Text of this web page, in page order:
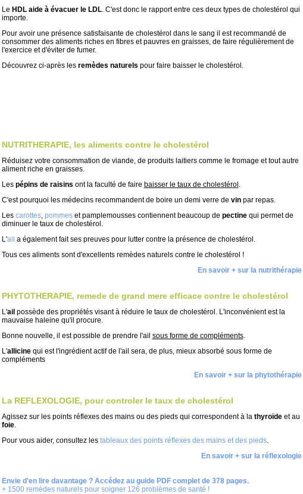
Le HDL aide à évacuer le LDL. C'est donc le rapport entre ces deux types de cholestérol qui
importe.
Pour avoir une présence satisfaisante de cholestérol dans le sang il est recommandé de
consommer des aliments riches en fibres et pauvres en graisses, de faire régulièrement de
l'exercice et d'éviter de fumer.
Découvrez ci-après les remèdes naturels pour faire baisser le cholestérol.
NUTRITHERAPIE, les aliments contre le cholestérol
Réduisez votre consommation de viande, de produits laitiers comme le fromage et tout autre
aliment riche en graisses.
Les pépins de raisins ont la faculté de faire baisser le taux de cholestérol
C'est pourquoi les médecins recommandent de boire un demi verre de vinpar repas.
Les carottes, pommeset pamplemousses contiennent beaucoup de pectine qui permet de
diminuer le taux de cholestérol.
L'ail a également fait ses preuves pour lutter contre la présence de cholestérol.
Tous ces aliments sont d'excellents remèdes naturels contre le cholestérol !
En savoir + sur la nutrithérapie
PHYTOTHERAPIE, remede de grand mere efficace contre le cholestérol
L'ail possède des propriétés visant à réduire le taux de cholestérol. L'inconvénient est la
mauvaise haleine qu'il procure.
Bonne nouvelle, il est possible de prendre l'ail sous forme de compléments.
L'allicine qui est l'ingrédient actif de l'ail sera, de plus, mieux absorbé sous forme de
compléments
En savoir + sur la phytothérapie
La REFLEXOLOGIE, pour controler le taux de cholestérol
Agissez sur les points réflexes des mains ou des pieds qui correspondent à la thyroïde et au
foie.
Pour vous aider, consultez les tableaux des points réflexes des mains et des pieds.
En savoir + sur la réflexologie
Envie d'en lire davantage ? Accédez au guide PDF complet de 378 pages.
+ 1500 remèdes naturels pour soigner 126 problèmes de santé !